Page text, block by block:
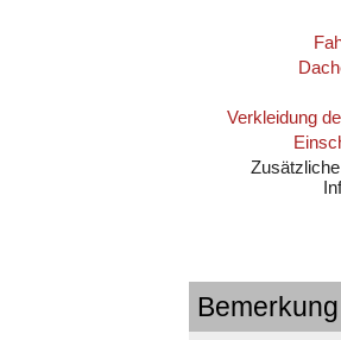
Verkleidung
Bemerkung